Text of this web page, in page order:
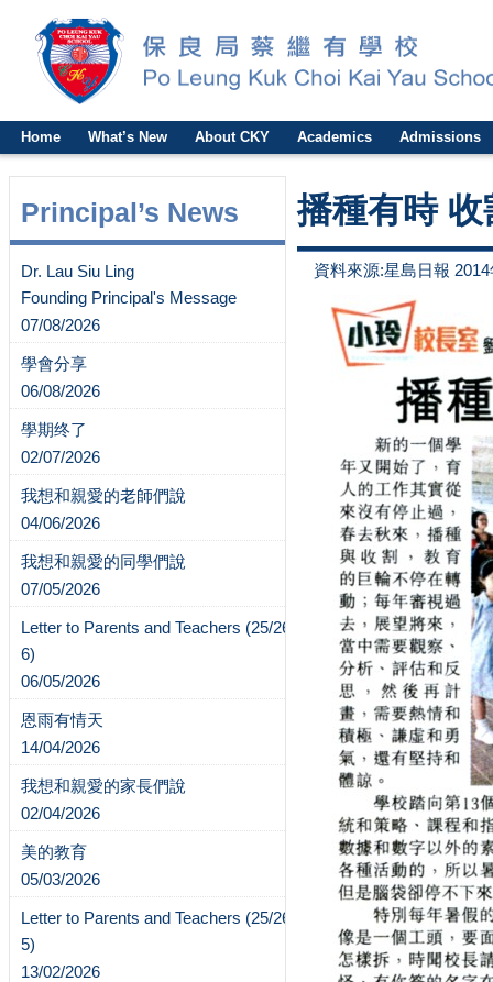
Home What’s New About CKY Academics Admissions
Principal’s News
Dr. Lau Siu Ling
Founding Principal's Message
07/08/2026
學會分享
06/08/2026
學期终了
02/07/2026
我想和親愛的老師們說
04/06/2026
我想和親愛的同學們說
07/05/2026
Letter to Parents and Teachers (25/26-
6)
06/05/2026
恩雨有情天
14/04/2026
我想和親愛的家長們說
02/04/2026
美的教育
05/03/2026
Letter to Parents and Teachers (25/26-
5)
13/02/2026
播種有時 收
資料來源:星島日報